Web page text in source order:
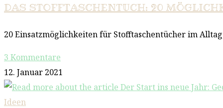
DAS STOFFTASCHENTUCH: 20
20 Einsatzmöglichkeiten für Stofftaschentücher im
3 Kommentare
12. Januar 2021
Ideen